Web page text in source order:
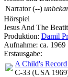
Narrator (--)
Hörspiel
Jesus And The
Produktion: Damil
Aufnahme: ca. 1969
Erstausgabe:
A Child's
C-33 (USA